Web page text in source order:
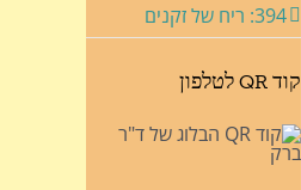
394: ריח של זקנים
קוד QR לטלפון